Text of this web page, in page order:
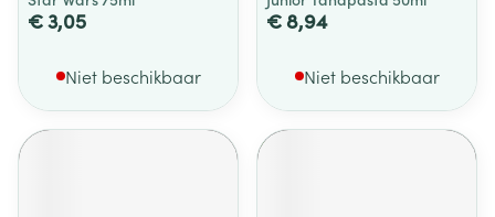
€ 3,05
Niet beschikbaar
€ 8,94
Niet beschikbaar